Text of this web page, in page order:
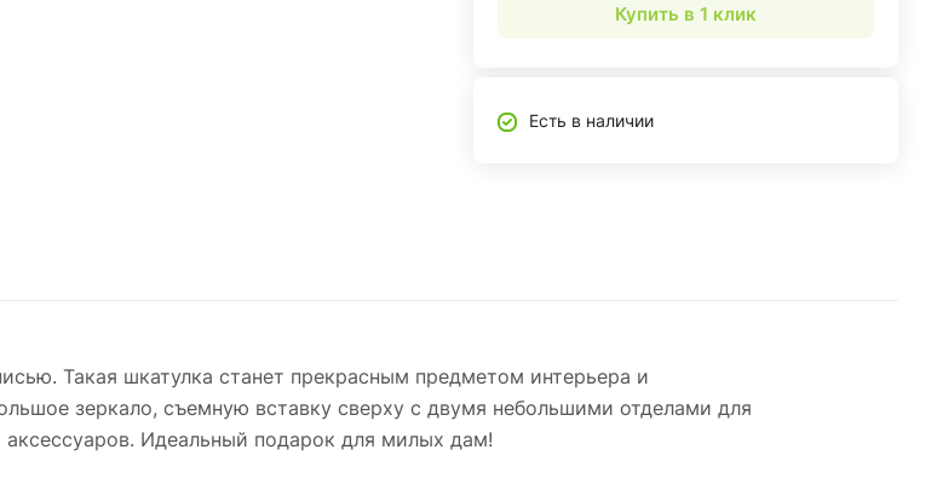
Купить в 1 клик
Есть в наличии
Такая шкатулка станет прекрасным предметом интерьера и
зеркало, съемную вставку сверху с двумя небольшими отделами для
Идеальный подарок для милых дам!